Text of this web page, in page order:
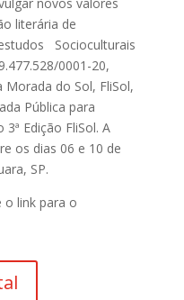
literária de
Socioculturais
0001-20,
do Sol, FliSol,
Pública para
Edição FliSol. A
os dias 06 e 10 de
SP.
o link para o